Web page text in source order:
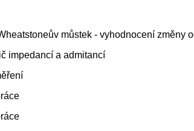
můstek - vyhodnocení změny
impedancí a admitancí